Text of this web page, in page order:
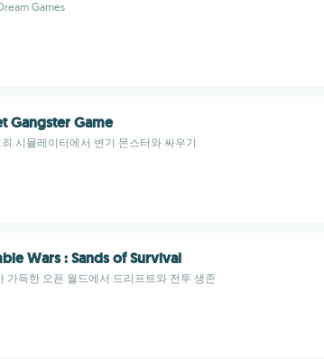
Games
Gangster Game
죄 시뮬레이터에서 변기 몬스터와 싸우기
Wars : Sands of Survival
가득한 오픈 월드에서 드리프트와 전투 생존